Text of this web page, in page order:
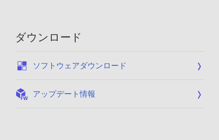
ダウンロード
ソフトウェアダウンロード
アップデート情報